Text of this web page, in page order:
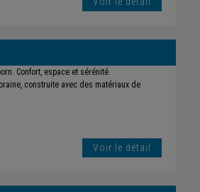
Confort, espace et sérénité.
construite avec des matériaux de
Voir le détail